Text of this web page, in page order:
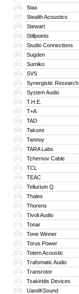
296 Stax
297 Stealth Acoustics
298 Stewart
299 Stillpoints
300 Studio Connections
301 Sugden
302 Sumiko
303 SVS
304 Synergistic Research
305 System Audio
306 T.H.E.
307 T+A
308 TAD
309 Takumi
310 Tannoy
311 TARA Labs
312 Tchernov Cable
313 TCL
314 TEAC
315 Tellurium Q
316 Thales
317 Thorens
318 Tivoli Audio
319 Tonar
320 Tone Winner
321 Torus Power
322 Totem Acoustic
323 Trafomatic Audio
324 Transrotor
325 Tsakiridis Devices
326 UandKSound